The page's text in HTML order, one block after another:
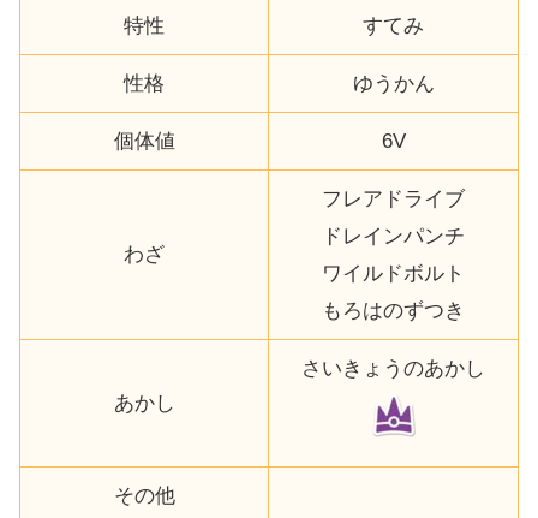
特性 すてみ
性格 ゆうかん
個体値 6V
わざ
フレアドライブ
ドレインパンチ
ワイルドボルト
もろはのずつき
あかし
さいきょうのあかし
その他